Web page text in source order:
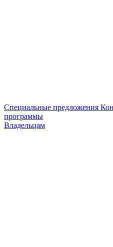
Специальные предложения
программы
Владельцам